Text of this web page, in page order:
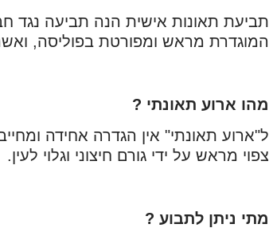
תביעת תאונות אישית הנה תביעה נגד
המוגדרת מראש ומפורטת בפוליסה,
מהו ארוע תאונתי ?
ל"ארוע תאונתי" אין הגדרה אחידה
צפוי מראש על ידי גורם חיצוני וגלוי לעין.
מתי ניתן לתבוע ?